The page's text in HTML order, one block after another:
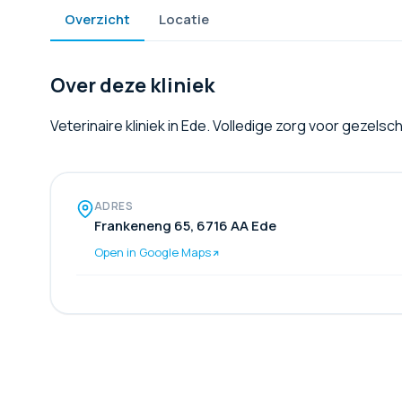
Overzicht Locatie
Over deze kliniek
Veterinaire kliniek in Ede. Volledige zorg voor
ADRES
Frankeneng 65, 6716 AA Ede
Open in Google Maps